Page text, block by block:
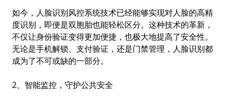
如今， 人脸识别风控系统技术已经能够实现对人脸的高精
度识别，即便是双胞胎也能轻松区分。这种技术的革新，
不仅让身份验证变得更加便捷，也极大地提高了安全性。
无论是手机解锁、支付验证，还是门禁管理，人脸识别都
成为了不可或缺的一部分。
2、智能监控，守护公共安全